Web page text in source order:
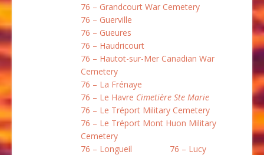
76 – Grandcourt War Cemetery
76 – Guerville
76 – Gueures
76 – Haudricourt
76 – Hautot-sur-Mer Canadian War
Cemetery
76 – La Frénaye
76 – Le Havre Cimetière Ste Marie
76 – Le Tréport Military Cemetery
76 – Le Tréport Mont Huon Military
Cemetery
76 – Longueil
76 – Lucy